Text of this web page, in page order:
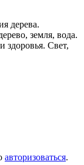
дерева.
земля, вода.
здоровья. Свет,
авторизоваться.